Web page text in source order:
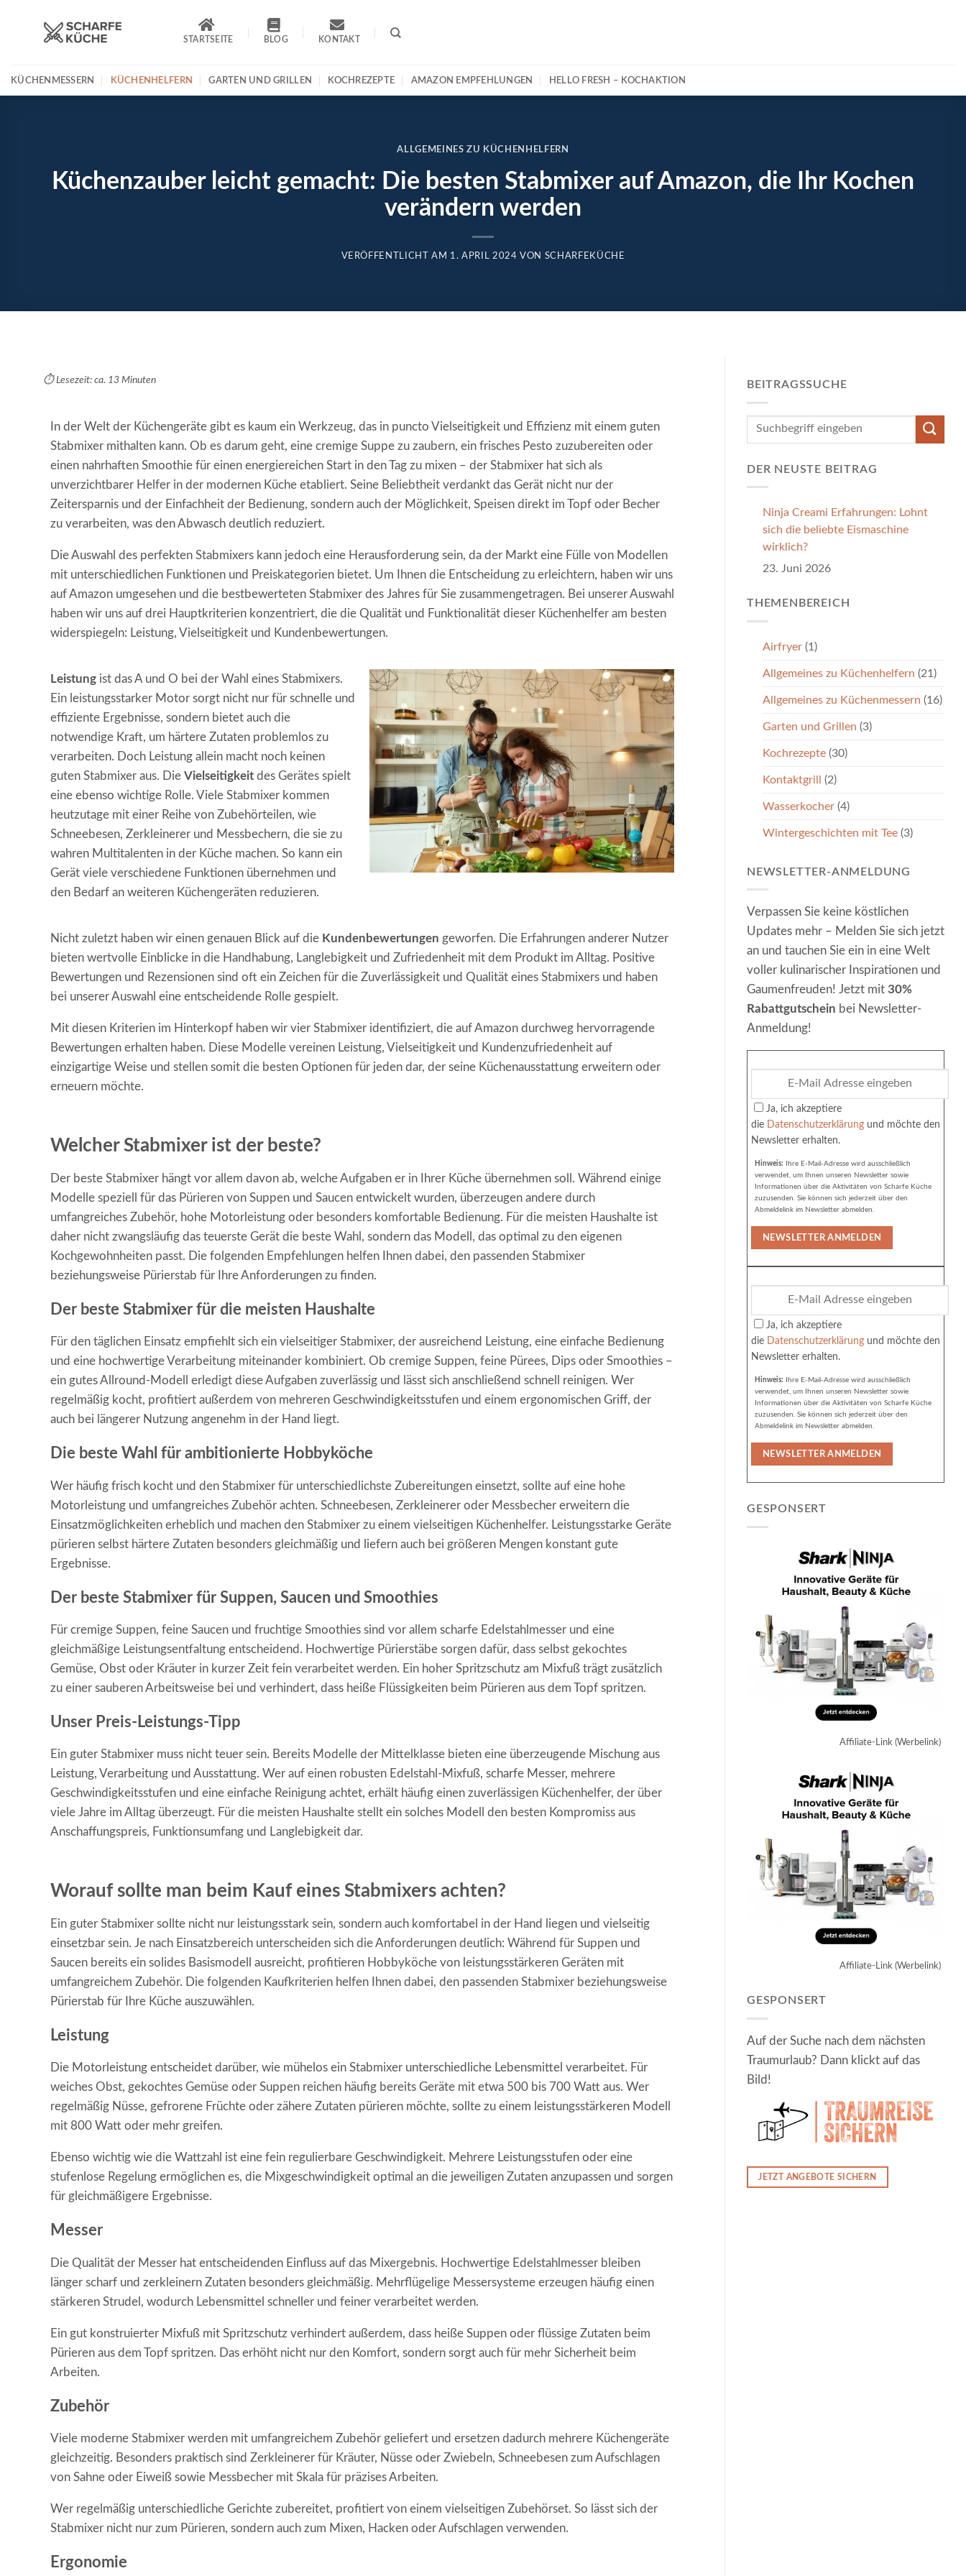
STARTSEITE BLOG KONTAKT
KÜCHENMESSERN KÜCHENHELFERN GARTEN UND GRILLEN KOCHREZEPTE AMAZON EMPFEHLUNGEN HELLO FRESH – KOCHAKTION
ALLGEMEINES ZU KÜCHENHELFERN
Küchenzauber leicht gemacht: Die besten Stabmixer auf Amazon, die Ihr Kochen
verändern werden
VERÖFFENTLICHT AM 1. APRIL 2024 VON SCHARFEKÜCHE
⏱️ Lesezeit: ca. 13 Minuten
In der Welt der Küchengeräte gibt es kaum ein Werkzeug, das in puncto Vielseitigkeit und Effizienz mit einem guten
Stabmixer mithalten kann. Ob es darum geht, eine cremige Suppe zu zaubern, ein frisches Pesto zuzubereiten oder
einen nahrhaften Smoothie für einen energiereichen Start in den Tag zu mixen – der Stabmixer hat sich als
unverzichtbarer Helfer in der modernen Küche etabliert. Seine Beliebtheit verdankt das Gerät nicht nur der
Zeitersparnis und der Einfachheit der Bedienung, sondern auch der Möglichkeit, Speisen direkt im Topf oder Becher
zu verarbeiten, was den Abwasch deutlich reduziert.
Die Auswahl des perfekten Stabmixers kann jedoch eine Herausforderung sein, da der Markt eine Fülle von Modellen
mit unterschiedlichen Funktionen und Preiskategorien bietet. Um Ihnen die Entscheidung zu erleichtern, haben wir uns
auf Amazon umgesehen und die bestbewerteten Stabmixer des Jahres für Sie zusammengetragen. Bei unserer Auswahl
haben wir uns auf drei Hauptkriterien konzentriert, die die Qualität und Funktionalität dieser Küchenhelfer am besten
widerspiegeln: Leistung, Vielseitigkeit und Kundenbewertungen.
Leistung ist das A und O bei der Wahl eines Stabmixers.
Ein leistungsstarker Motor sorgt nicht nur für schnelle und
effiziente Ergebnisse, sondern bietet auch die
notwendige Kraft, um härtere Zutaten problemlos zu
verarbeiten. Doch Leistung allein macht noch keinen
guten Stabmixer aus. Die Vielseitigkeit des Gerätes spielt
eine ebenso wichtige Rolle. Viele Stabmixer kommen
heutzutage mit einer Reihe von Zubehörteilen, wie
Schneebesen, Zerkleinerer und Messbechern, die sie zu
wahren Multitalenten in der Küche machen. So kann ein
Gerät viele verschiedene Funktionen übernehmen und
den Bedarf an weiteren Küchengeräten reduzieren.
Nicht zuletzt haben wir einen genauen Blick auf die Kundenbewertungen geworfen. Die Erfahrungen anderer Nutzer
bieten wertvolle Einblicke in die Handhabung, Langlebigkeit und Zufriedenheit mit dem Produkt im Alltag. Positive
Bewertungen und Rezensionen sind oft ein Zeichen für die Zuverlässigkeit und Qualität eines Stabmixers und haben
bei unserer Auswahl eine entscheidende Rolle gespielt.
Mit diesen Kriterien im Hinterkopf haben wir vier Stabmixer identifiziert, die auf Amazon durchweg hervorragende
Bewertungen erhalten haben. Diese Modelle vereinen Leistung, Vielseitigkeit und Kundenzufriedenheit auf
einzigartige Weise und stellen somit die besten Optionen für jeden dar, der seine Küchenausstattung erweitern oder
erneuern möchte.
Welcher Stabmixer ist der beste?
Der beste Stabmixer hängt vor allem davon ab, welche Aufgaben er in Ihrer Küche übernehmen soll. Während einige
Modelle speziell für das Pürieren von Suppen und Saucen entwickelt wurden, überzeugen andere durch
umfangreiches Zubehör, hohe Motorleistung oder besonders komfortable Bedienung. Für die meisten Haushalte ist
daher nicht zwangsläufig das teuerste Gerät die beste Wahl, sondern das Modell, das optimal zu den eigenen
Kochgewohnheiten passt. Die folgenden Empfehlungen helfen Ihnen dabei, den passenden Stabmixer
beziehungsweise Pürierstab für Ihre Anforderungen zu finden.
Der beste Stabmixer für die meisten Haushalte
Für den täglichen Einsatz empfiehlt sich ein vielseitiger Stabmixer, der ausreichend Leistung, eine einfache Bedienung
und eine hochwertige Verarbeitung miteinander kombiniert. Ob cremige Suppen, feine Pürees, Dips oder Smoothies –
ein gutes Allround-Modell erledigt diese Aufgaben zuverlässig und lässt sich anschließend schnell reinigen. Wer
regelmäßig kocht, profitiert außerdem von mehreren Geschwindigkeitsstufen und einem ergonomischen Griff, der
auch bei längerer Nutzung angenehm in der Hand liegt.
Die beste Wahl für ambitionierte Hobbyköche
Wer häufig frisch kocht und den Stabmixer für unterschiedlichste Zubereitungen einsetzt, sollte auf eine hohe
Motorleistung und umfangreiches Zubehör achten. Schneebesen, Zerkleinerer oder Messbecher erweitern die
Einsatzmöglichkeiten erheblich und machen den Stabmixer zu einem vielseitigen Küchenhelfer. Leistungsstarke Geräte
pürieren selbst härtere Zutaten besonders gleichmäßig und liefern auch bei größeren Mengen konstant gute
Ergebnisse.
Der beste Stabmixer für Suppen, Saucen und Smoothies
Für cremige Suppen, feine Saucen und fruchtige Smoothies sind vor allem scharfe Edelstahlmesser und eine
gleichmäßige Leistungsentfaltung entscheidend. Hochwertige Pürierstäbe sorgen dafür, dass selbst gekochtes
Gemüse, Obst oder Kräuter in kurzer Zeit fein verarbeitet werden. Ein hoher Spritzschutz am Mixfuß trägt zusätzlich
zu einer sauberen Arbeitsweise bei und verhindert, dass heiße Flüssigkeiten beim Pürieren aus dem Topf spritzen.
Unser Preis-Leistungs-Tipp
Ein guter Stabmixer muss nicht teuer sein. Bereits Modelle der Mittelklasse bieten eine überzeugende Mischung aus
Leistung, Verarbeitung und Ausstattung. Wer auf einen robusten Edelstahl-Mixfuß, scharfe Messer, mehrere
Geschwindigkeitsstufen und eine einfache Reinigung achtet, erhält häufig einen zuverlässigen Küchenhelfer, der über
viele Jahre im Alltag überzeugt. Für die meisten Haushalte stellt ein solches Modell den besten Kompromiss aus
Anschaffungspreis, Funktionsumfang und Langlebigkeit dar.
Worauf sollte man beim Kauf eines Stabmixers achten?
Ein guter Stabmixer sollte nicht nur leistungsstark sein, sondern auch komfortabel in der Hand liegen und vielseitig
einsetzbar sein. Je nach Einsatzbereich unterscheiden sich die Anforderungen deutlich: Während für Suppen und
Saucen bereits ein solides Basismodell ausreicht, profitieren Hobbyköche von leistungsstärkeren Geräten mit
umfangreichem Zubehör. Die folgenden Kaufkriterien helfen Ihnen dabei, den passenden Stabmixer beziehungsweise
Pürierstab für Ihre Küche auszuwählen.
Leistung
Die Motorleistung entscheidet darüber, wie mühelos ein Stabmixer unterschiedliche Lebensmittel verarbeitet. Für
weiches Obst, gekochtes Gemüse oder Suppen reichen häufig bereits Geräte mit etwa 500 bis 700 Watt aus. Wer
regelmäßig Nüsse, gefrorene Früchte oder zähere Zutaten pürieren möchte, sollte zu einem leistungsstärkeren Modell
mit 800 Watt oder mehr greifen.
Ebenso wichtig wie die Wattzahl ist eine fein regulierbare Geschwindigkeit. Mehrere Leistungsstufen oder eine
stufenlose Regelung ermöglichen es, die Mixgeschwindigkeit optimal an die jeweiligen Zutaten anzupassen und sorgen
für gleichmäßigere Ergebnisse.
Messer
Die Qualität der Messer hat entscheidenden Einfluss auf das Mixergebnis. Hochwertige Edelstahlmesser bleiben
länger scharf und zerkleinern Zutaten besonders gleichmäßig. Mehrflügelige Messersysteme erzeugen häufig einen
stärkeren Strudel, wodurch Lebensmittel schneller und feiner verarbeitet werden.
Ein gut konstruierter Mixfuß mit Spritzschutz verhindert außerdem, dass heiße Suppen oder flüssige Zutaten beim
Pürieren aus dem Topf spritzen. Das erhöht nicht nur den Komfort, sondern sorgt auch für mehr Sicherheit beim
Arbeiten.
Zubehör
Viele moderne Stabmixer werden mit umfangreichem Zubehör geliefert und ersetzen dadurch mehrere Küchengeräte
gleichzeitig. Besonders praktisch sind Zerkleinerer für Kräuter, Nüsse oder Zwiebeln, Schneebesen zum Aufschlagen
von Sahne oder Eiweiß sowie Messbecher mit Skala für präzises Arbeiten.
Wer regelmäßig unterschiedliche Gerichte zubereitet, profitiert von einem vielseitigen Zubehörset. So lässt sich der
Stabmixer nicht nur zum Pürieren, sondern auch zum Mixen, Hacken oder Aufschlagen verwenden.
Ergonomie
BEITRAGSSUCHE
DER NEUSTE BEITRAG
Ninja Creami Erfahrungen: Lohnt
sich die beliebte Eismaschine
wirklich?
23. Juni 2026
THEMENBEREICH
Airfryer (1)
Allgemeines zu Küchenhelfern (21)
Allgemeines zu Küchenmessern (16)
Garten und Grillen (3)
Kochrezepte (30)
Kontaktgrill (2)
Wasserkocher (4)
Wintergeschichten mit Tee (3)
NEWSLETTER-ANMELDUNG
Verpassen Sie keine köstlichen
Updates mehr – Melden Sie sich jetzt
an und tauchen Sie ein in eine Welt
voller kulinarischer Inspirationen und
Gaumenfreuden! Jetzt mit 30%
Rabattgutschein bei Newsletter-
Anmeldung!
Ja, ich akzeptiere
die
Datenschutzerklärung und möchte den
Newsletter erhalten.
Hinweis: Ihre E-Mail-Adresse wird ausschließlich
verwendet, um Ihnen unseren Newsletter sowie
Informationen über die Aktivitäten von Scharfe Küche
zuzusenden. Sie können sich jederzeit über den
Abmeldelink im Newsletter abmelden.
Ja, ich akzeptiere
die
Datenschutzerklärung und möchte den
Newsletter erhalten.
Hinweis: Ihre E-Mail-Adresse wird ausschließlich
verwendet, um Ihnen unseren Newsletter sowie
Informationen über die Aktivitäten von Scharfe Küche
zuzusenden. Sie können sich jederzeit über den
Abmeldelink im Newsletter abmelden.
GESPONSERT
Affiliate-Link (Werbelink)
Affiliate-Link (Werbelink)
GESPONSERT
Auf der Suche nach dem nächsten
Traumurlaub? Dann klickt auf das
Bild!
JETZT ANGEBOTE SICHERN